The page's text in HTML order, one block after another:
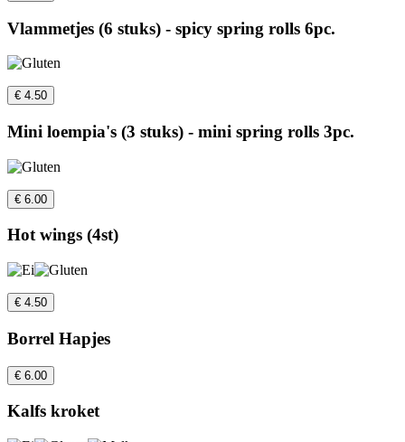
Vlammetjes (6 stuks) - spicy spring rolls 6pc.
€ 4.50
Mini loempia's (3 stuks) - mini spring rolls 3pc.
€ 6.00
Hot wings (4st)
€ 4.50
Borrel Hapjes
€ 6.00
Kalfs kroket